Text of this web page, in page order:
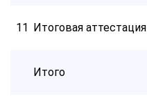
11 Итоговая аттестация
Итого